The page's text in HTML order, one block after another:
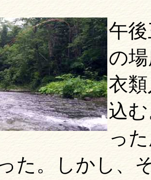
午
の
衣
込
っ
た。しかし、